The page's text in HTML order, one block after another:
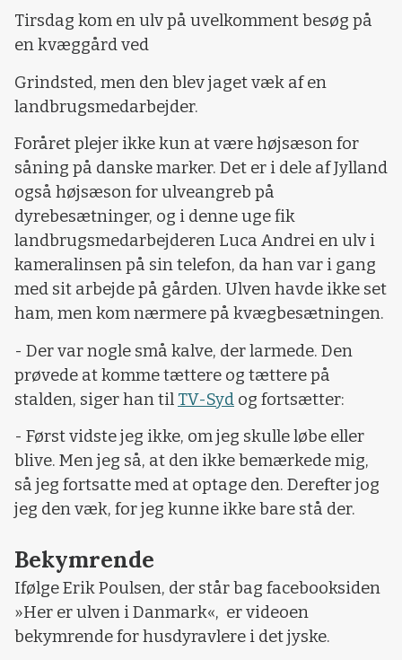
Tirsdag kom en ulv på uvelkomment besøg på
en kvæggård ved
Grindsted, men den blev jaget væk af en
landbrugsmedarbejder.
Foråret plejer ikke kun at være højsæson for
såning på danske marker. Det er i dele af Jylland
også højsæson for ulveangreb på
dyrebesætninger, og i denne uge fik
landbrugsmedarbejderen Luca Andrei en ulv i
kameralinsen på sin telefon, da han var i gang
med sit arbejde på gården. Ulven havde ikke set
ham, men kom nærmere på kvægbesætningen.
- Der var nogle små kalve, der larmede. Den
prøvede at komme tættere og tættere på
stalden, siger han til TV-Syd og fortsætter:
- Først vidste jeg ikke, om jeg skulle løbe eller
blive. Men jeg så, at den ikke bemærkede mig,
så jeg fortsatte med at optage den. Derefter jog
jeg den væk, for jeg kunne ikke bare stå der.
Bekymrende
Ifølge Erik Poulsen, der står bag facebooksiden
»Her er ulven i Danmark«, er videoen
bekymrende for husdyravlere i det jyske.